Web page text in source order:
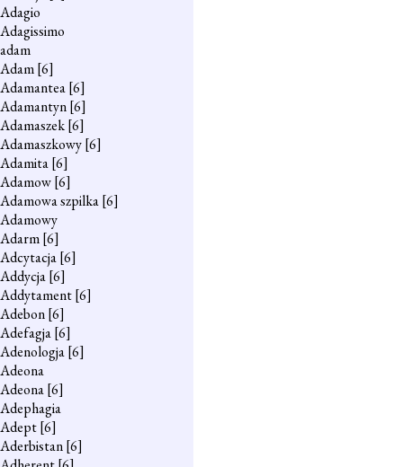
Adagio
Adagissimo
adam
Adam[6]
Adamantea[6]
Adamantyn[6]
Adamaszek[6]
Adamaszkowy[6]
Adamita[6]
Adamow[6]
Adamowa szpilka[6]
Adamowy
Adarm[6]
Adcytacja[6]
Addycja[6]
Addytament[6]
Adebon[6]
Adefagja[6]
Adenologja[6]
Adeona
Adeona[6]
Adephagia
Adept[6]
Aderbistan[6]